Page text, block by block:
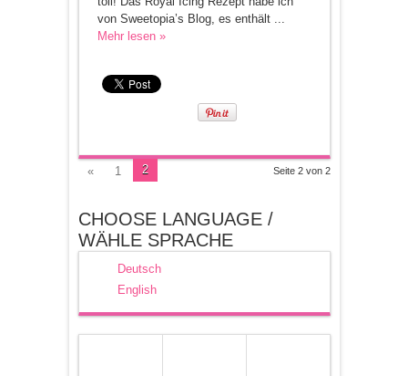
von Sweetopia’s Blog, es enthält ...
Mehr lesen »
Seite 2 von 2
« 1 2
CHOOSE LANGUAGE /
WÄHLE SPRACHE
Deutsch
English